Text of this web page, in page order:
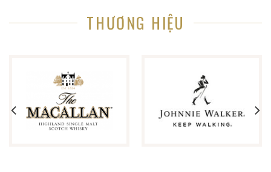
THƯƠNG HIỆU